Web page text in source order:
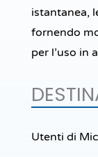
istantanea,
fornendo
per l’uso in
Utenti di